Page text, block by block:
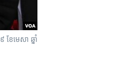
ែ​មេសា​ ឆ្នាំ​